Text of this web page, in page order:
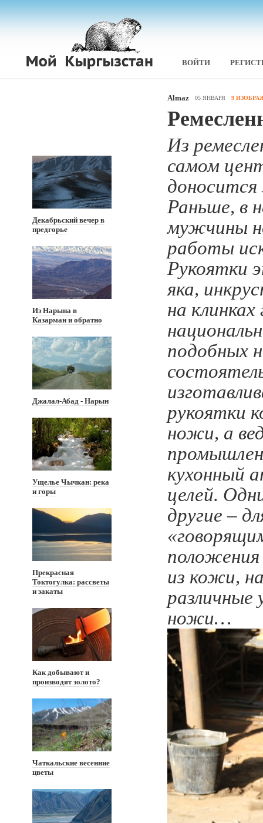
ВОЙТИ
Декабрьский вечер в
предгорье
Из Нарына в
Казарман и обратно
Джалал-Абад - Нарын
Ущелье Чычкан: река
и горы
Прекрасная
Токтогулка: рассветы
и закаты
Как добывают и
производят золото?
Чаткальские весенние
цветы
Almaz 05 ЯНВАРЯ 9
Из
самом
доносится
Раньше, в
мужчины
работы
Рукоятки
яка,
на клинках
подобных
рукоятки
ножи, а
кухонный
целей.
другие –
из кожи,
различные
ножи…